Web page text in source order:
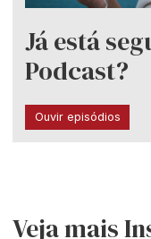
Já está
Podcast?
Ouvir episódios
Veja mais